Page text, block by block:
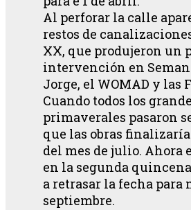
Al perforar la calle
restos de
XX, que produjeron un
intervención en
Jorge, el WOMAD y las
Cuando todos los
primaverales pasaron
que las obras
del mes de julio. Ahora
en la segunda
a retrasar la fecha para
septiembre.